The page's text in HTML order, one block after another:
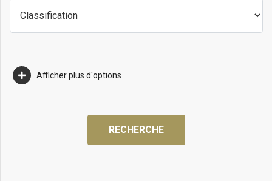
Afficher plus d'options
RECHERCHE